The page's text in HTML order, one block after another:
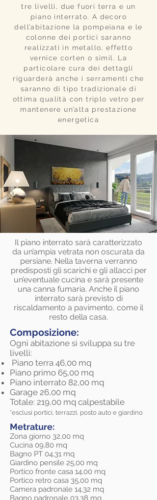
tre livelli, due fuori terra e un
piano interrato. A decoro
dell’abitazione la pompeiana e le
colonne dei portici saranno
realizzati in metallo, effetto
vernice corten o simil. La
particolare cura dei dettagli
riguarderà anche i serramenti che
saranno di tipo tradizionale di
ottima qualità con triplo vetro per
mantenere un’alta prestazione
energetica
Il piano interrato sarà caratterizzato
da un’ampia vetrata non oscurata da
persiane. Nella taverna verranno
predisposti gli scarichi e gli allacci per
un’eventuale cucina e sarà presente
una canna fumaria. Anche il piano
interrato sarà previsto di
riscaldamento a pavimento, come il
resto della casa.
Composizione:
Ogni abitazione si sviluppa su tre
livelli:
Piano terra 46,00 mq
Piano primo 65,00 mq
Piano interrato 82,00 mq
Garage 26,00 mq
Totale: 219,00 mq calpestabile
*esclusi portici, terrazzi, posto auto e giardino
Metrature:
Zona giorno 32,00 mq
Cucina 09,80 mq
Bagno PT 04,31 mq
Giardino pensile 25,00 mq
Portico fronte casa 14,00 mq
Portico retro casa 35,00 mq
Camera padronale 14,32 mq
Bagno padronale 03,38 mq